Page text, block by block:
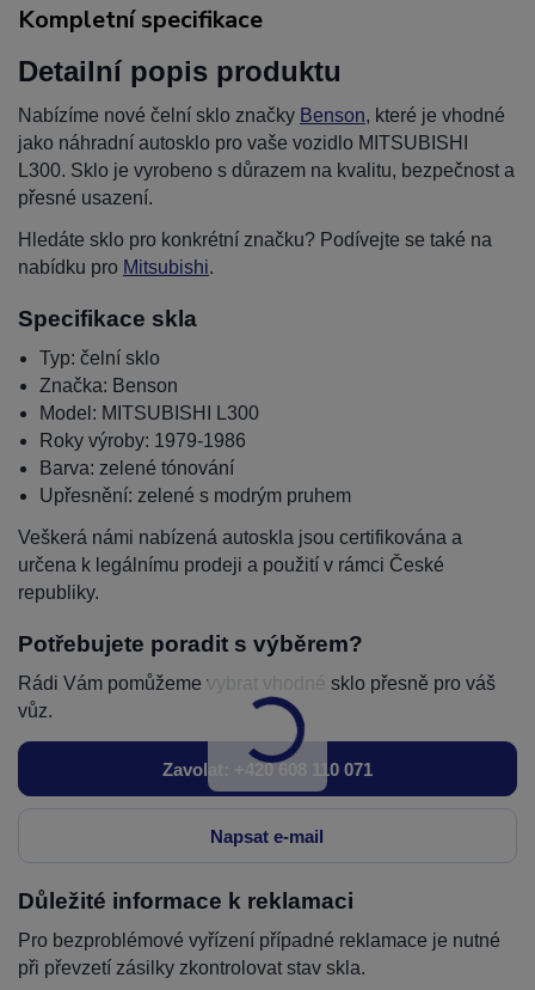
Kompletní specifikace
Detailní popis produktu
Nabízíme nové čelní sklo značky Benson, které je vhodné
jako náhradní autosklo pro vaše vozidlo MITSUBISHI
L300. Sklo je vyrobeno s důrazem na kvalitu, bezpečnost a
přesné usazení.
Hledáte sklo pro konkrétní značku? Podívejte se také na
nabídku pro Mitsubishi.
Specifikace skla
Typ: čelní sklo
Značka: Benson
Model: MITSUBISHI L300
Roky výroby: 1979-1986
Barva: zelené tónování
Upřesnění: zelené s modrým pruhem
Veškerá námi nabízená autoskla jsou certifikována a
určena k legálnímu prodeji a použití v rámci České
republiky.
Potřebujete poradit s výběrem?
Rádi Vám pomůžeme vybrat vhodné sklo přesně pro váš
vůz.
Zavolat: +420 608 110 071
Napsat e-mail
Důležité informace k reklamaci
Pro bezproblémové vyřízení případné reklamace je nutné
při převzetí zásilky zkontrolovat stav skla.